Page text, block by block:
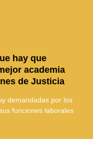
hay que
academia
de Justicia
demandadas por los
funciones laborales